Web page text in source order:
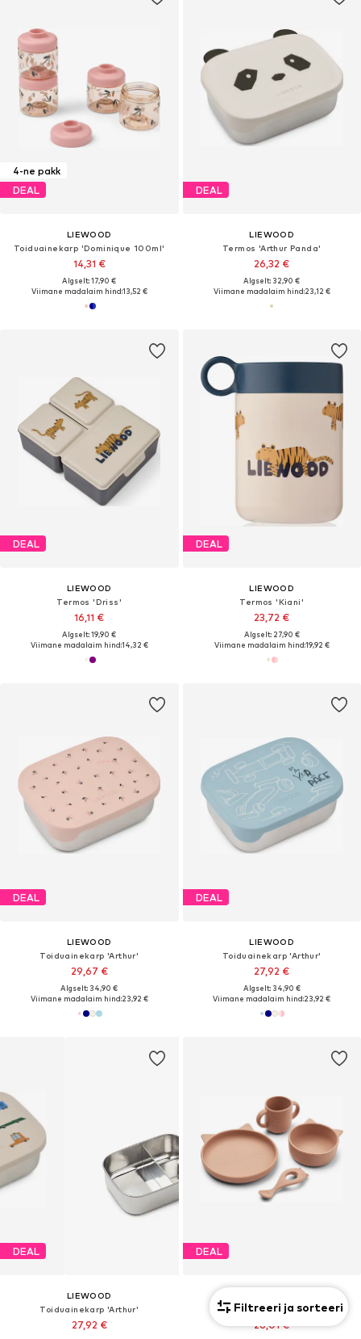
4-ne pakk
DEAL
LIEWOOD
Toiduainekarp 'Dominique 100ml'
14,31 €
Algselt: 17,90 €
Viimane madalaim hind:13,52 €
DEAL
LIEWOOD
Termos 'Arthur Panda'
26,32 €
Algselt: 32,90 €
Viimane madalaim hind:23,12 €
DEAL
LIEWOOD
Termos 'Driss'
16,11 €
Algselt: 19,90 €
Viimane madalaim hind:14,32 €
DEAL
LIEWOOD
Termos 'Kiani'
23,72 €
Algselt: 27,90 €
Viimane madalaim hind:19,92 €
DEAL
LIEWOOD
Toiduainekarp 'Arthur'
29,67 €
Algselt: 34,90 €
Viimane madalaim hind:23,92 €
DEAL
LIEWOOD
Toiduainekarp 'Arthur'
27,92 €
Algselt: 34,90 €
Viimane madalaim hind:23,92 €
DEAL
LIEWOOD
Toiduainekarp 'Arthur'
27,92 €
DEAL
Nõude komplekt 'Vivi'
26,01 €
Filtreeri ja sorteeri